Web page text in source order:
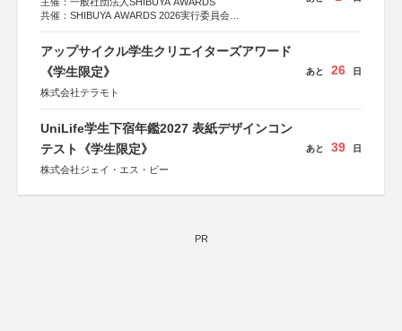
共催：SHIBUYA AWARDS 2026実行委員会
アップサイクル学生クリエイターズアワード
《学生限定》
株式会社テラモト
あと 26 日
UniLife学生下宿年鑑2027 表紙デザインコン
テスト《学生限定》
株式会社ジェイ・エス・ビー
あと 39 日
PR